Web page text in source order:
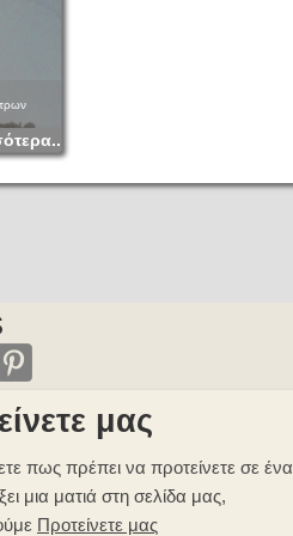
μας
πως πρέπει να προτείνετε σε ένα
μια ματιά στη σελίδα μας,
Προτείνετε μας